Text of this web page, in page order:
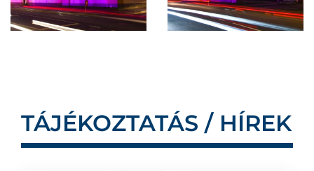
TÁJÉKOZTATÁS / HÍREK